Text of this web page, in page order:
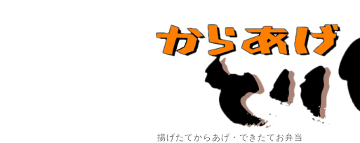
揚げたてからあげ・できたてお弁当